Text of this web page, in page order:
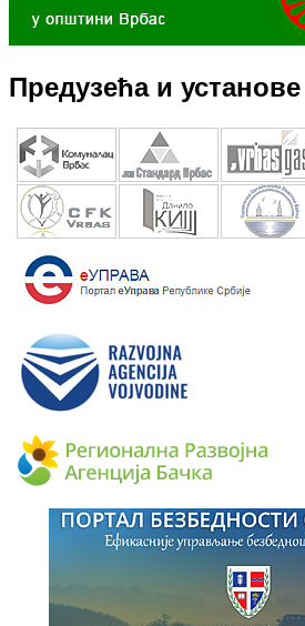
Предузећа и установе